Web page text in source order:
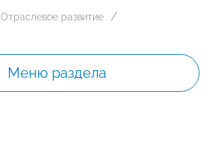
Отраслевое развитие
Меню раздела